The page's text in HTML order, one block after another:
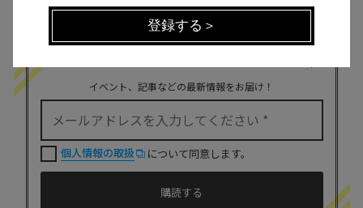
MAIL MAGAZINE
イベント、記事などの最新情報をお届け！
個人情報の取扱 について同意します。